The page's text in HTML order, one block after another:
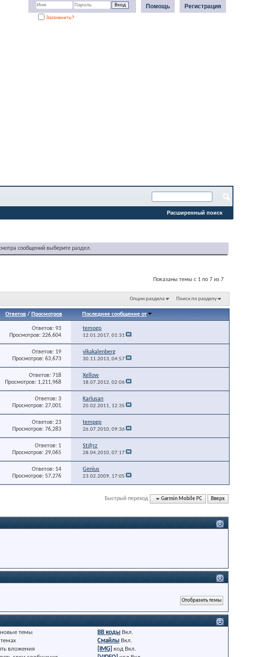
Регистрация
Помощь
Запомнить?
Расширенный поиск
сообщений выберите раздел.
Показаны темы с 1 по 7 из 7
Опции раздела Поиск по разделу
Ответов/ Просмотров Последнее сообщение от
Ответов: 93
Просмотров: 226,604
tempgp
12.01.2017,01:31
Ответов: 19
Просмотров: 63,673
vikakalenberg
30.11.2013,04:57
Ответов: 718
Просмотров: 1,211,968
Xellow
18.07.2012,02:06
Ответов: 3
Просмотров: 27,001
Karlusan
20.02.2011, 12:35
Ответов: 23
Просмотров: 76,283
tempgp
26.07.2010,09:36
Ответов: 1
Просмотров: 29,065
St@rz
28.04.2010,07:17
Ответов: 14
Просмотров: 57,276
Genius
23.02.2009, 17:05
Быстрый переход Garmin Mobile PC Вверх
новые темы
темах
вложения
BB коды Вкл.
Смайлы Вкл.
[IMG] код Вкл.